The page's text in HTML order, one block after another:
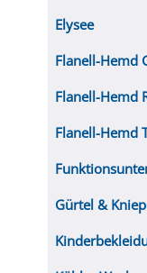
Elysee
Flanell-Hemd
Flanell-Hemd
Flanell-Hemd
Gürtel &